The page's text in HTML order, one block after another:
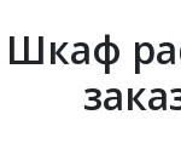
Шкаф